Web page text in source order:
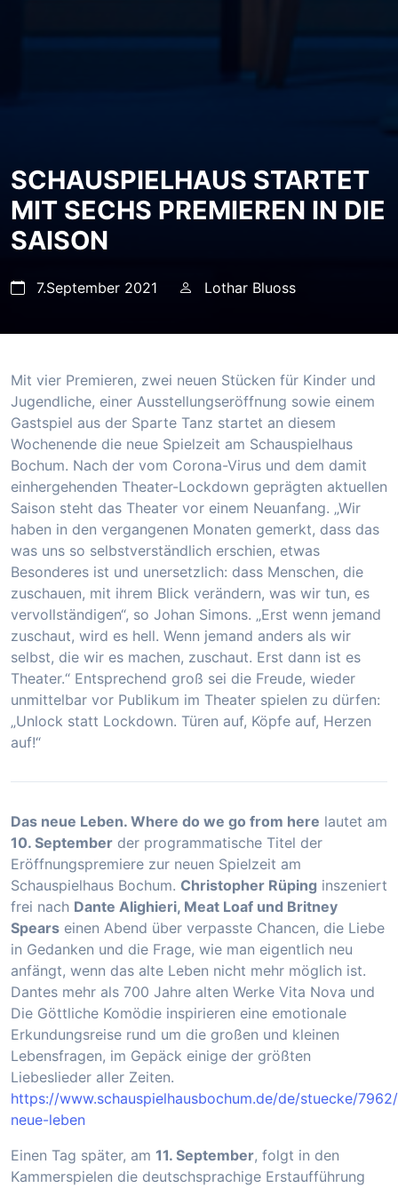
SCHAUSPIELHAUS STARTET
MIT SECHS PREMIEREN IN DIE
SAISON
7.September 2021 Lothar Bluoss
Mit vier Premieren, zwei neuen Stücken für Kinder und
Jugendliche, einer Ausstellungseröffnung sowie einem
Gastspiel aus der Sparte Tanz startet an diesem
Wochenende die neue Spielzeit am Schauspielhaus
Bochum. Nach der vom Corona-Virus und dem damit
einhergehenden Theater-Lockdown geprägten aktuellen
Saison steht das Theater vor einem Neuanfang. „Wir
haben in den vergangenen Monaten gemerkt, dass das
was uns so selbstverständlich erschien, etwas
Besonderes ist und unersetzlich: dass Menschen, die
zuschauen, mit ihrem Blick verändern, was wir tun, es
vervollständigen“, so Johan Simons. „Erst wenn jemand
zuschaut, wird es hell. Wenn jemand anders als wir
selbst, die wir es machen, zuschaut. Erst dann ist es
Theater.“ Entsprechend groß sei die Freude, wieder
unmittelbar vor Publikum im Theater spielen zu dürfen:
„Unlock statt Lockdown. Türen auf, Köpfe auf, Herzen
auf!“
Das neue Leben. Where do we go from here lautet am
10. September der programmatische Titel der
Eröffnungspremiere zur neuen Spielzeit am
Schauspielhaus Bochum. Christopher Rüping inszeniert
frei nach Dante Alighieri, Meat Loaf und Britney
Spears einen Abend über verpasste Chancen, die Liebe
in Gedanken und die Frage, wie man eigentlich neu
anfängt, wenn das alte Leben nicht mehr möglich ist.
Dantes mehr als 700 Jahre alten Werke Vita Nova und
Die Göttliche Komödie inspirieren eine emotionale
Erkundungsreise rund um die großen und kleinen
Lebensfragen, im Gepäck einige der größten
Liebeslieder aller Zeiten.
https://www.schauspielhausbochum.de/de/stuecke/
neue-leben
Einen Tag später, am 11. September, folgt in den
Kammerspielen die deutschsprachige Erstaufführung